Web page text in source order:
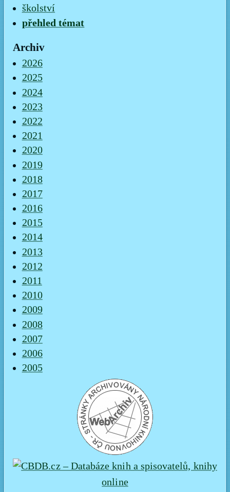
školství
přehled témat
Archiv
2026
2025
2024
2023
2022
2021
2020
2019
2018
2017
2016
2015
2014
2013
2012
2011
2010
2009
2008
2007
2006
2005